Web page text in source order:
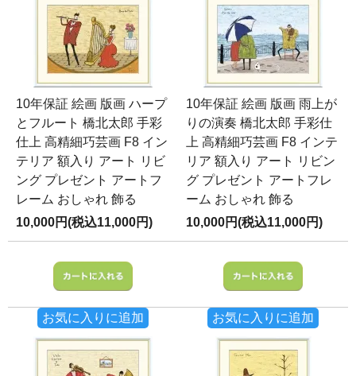
10年保証 絵画 版画 ハープ
とフルート 橋北太郎 手彩
仕上 高精細巧芸画 F8 イン
テリア 額入り アート リビ
ング プレゼント アートフ
レーム おしゃれ 飾る
10,000円(税込11,000円)
お気に入りに追加
10年保証 絵画 版画 雨上が
りの演奏 橋北太郎 手彩仕
上 高精細巧芸画 F8 インテ
リア 額入り アート リビン
グ プレゼント アートフレ
ーム おしゃれ 飾る
10,000円(税込11,000円)
お気に入りに追加